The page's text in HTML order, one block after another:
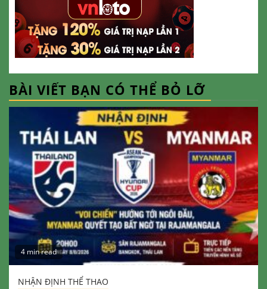
BÀI VIẾT BẠN CÓ THỂ BỎ LỠ
4 min read
NHẬN ĐỊNH THỂ THAO